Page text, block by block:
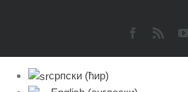
Facebook
Rss
српски (ћир)